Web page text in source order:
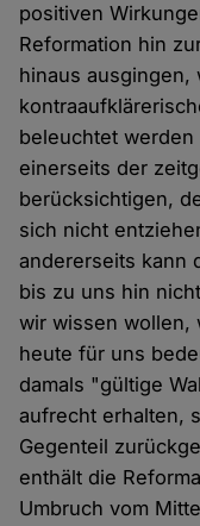
positiven
Reformation hin
hinaus ausgingen,
beleuchtet
einerseits der
berücksichtigen,
sich nicht
andererseits kann
bis zu uns hin
wir wissen wollen,
heute für uns
damals "gültige
aufrecht erhalten,
Gegenteil
enthält die
Umbruch vom